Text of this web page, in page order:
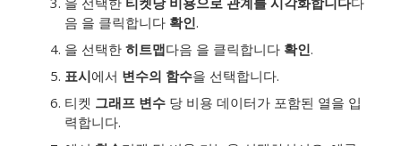
음 을 클릭합니다 확인.
을 선택한 히트맵다음 을 클릭합니다 확인.
표시에서 변수의 함수을 선택합니다.
티켓 그래프 변수 당 비용 데이터가 포함된 열을 입
력합니다.